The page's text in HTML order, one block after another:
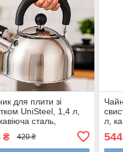
для плити зі
UniSteel, 1,4 л,
сталь,
₴ 420 ₴
л,
544